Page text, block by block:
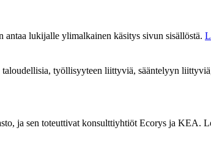
antaa lukijalle ylimalkainen käsitys sivun sisällöstä.
työllisyyteen liittyviä, sääntelyyn
ja sen toteuttivat konsulttiyhtiöt Ecorys ja KEA.